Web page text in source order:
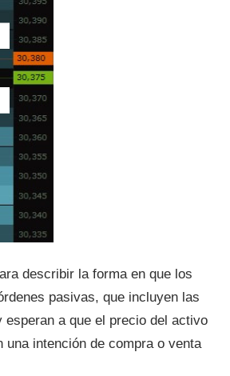
describir la forma en que los
pasivas, que incluyen las
a que el precio del activo
intención de compra o venta